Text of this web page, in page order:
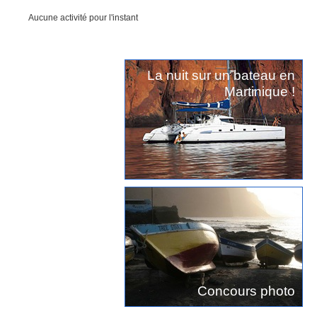
Aucune activité pour l'instant
La nuit sur un bateau en
Martinique !
Concours photo